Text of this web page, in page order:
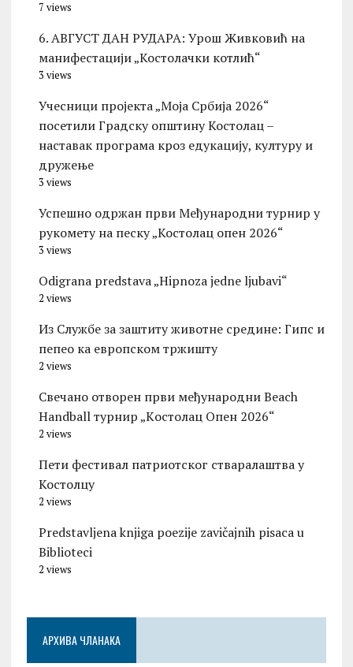
7 views
6. АВГУСТ ДАН РУДАРА: Урош Живковић на
манифестацији „Костолачки котлић“
3 views
Учесници пројекта „Моја Србија 2026“
посетили Градску општину Костолац –
наставак програма кроз едукацију, културу и
дружење
3 views
Успешно одржан први Међународни турнир у
рукомету на песку „Костолац опен 2026“
3 views
Odigrana predstava „Hipnoza jedne ljubavi“
2 views
Из Службе за заштиту животне средине: Гипс и
пепео ка европском тржишту
2 views
Свечано отворен први међународни Beach
Handball турнир „Kостолац Опен 2026“
2 views
Пети фестивал патриотског стваралаштва у
Костолцу
2 views
Predstavljena knjiga poezije zavičajnih pisaca u
Biblioteci
2 views
АРХИВА ЧЛАНАКА